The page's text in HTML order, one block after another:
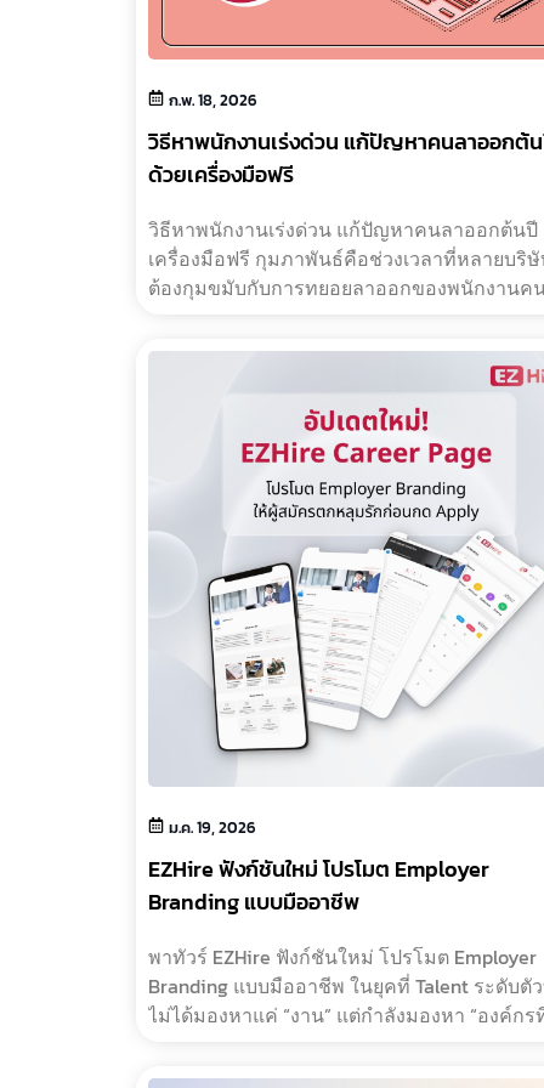
ก.พ. 18, 2026
วิธีหาพนักงานเร่งด่วน แก้ปัญหาคนลาออกต้
ด้วยเครื่องมือฟรี
วิธีหาพนักงานเร่งด่วน แก้ปัญหาคนลาออกต้นปี
เครื่องมือฟรี กุมภาพันธ์คือช่วงเวลาที่หลายบริ
ต้องกุมขมับกับการทยอยลาออกของพนักงานค
ม.ค. 19, 2026
EZHire ฟังก์ชันใหม่ โปรโมต Employer
Branding แบบมืออาชีพ
พาทัวร์ EZHire ฟังก์ชันใหม่ โปรโมต Employer
Branding แบบมืออาชีพ ในยุคที่ Talent ระดับตั
ไม่ได้มองหาแค่ “งาน” แต่กำลังมองหา “องค์กร
EZHire จึงขอแนะ�…